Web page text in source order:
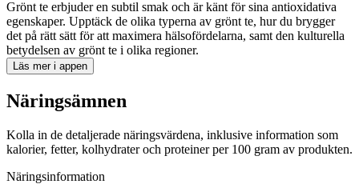
Grönt te erbjuder en subtil smak och är känt för sina antioxidativa
egenskaper. Upptäck de olika typerna av grönt te, hur du brygger
det på rätt sätt för att maximera hälsofördelarna, samt den kulturella
betydelsen av grönt te i olika regioner.
Läs mer i appen
Näringsämnen
Kolla in de detaljerade näringsvärdena, inklusive information som
kalorier, fetter, kolhydrater och proteiner per 100 gram av produkten.
Näringsinformation